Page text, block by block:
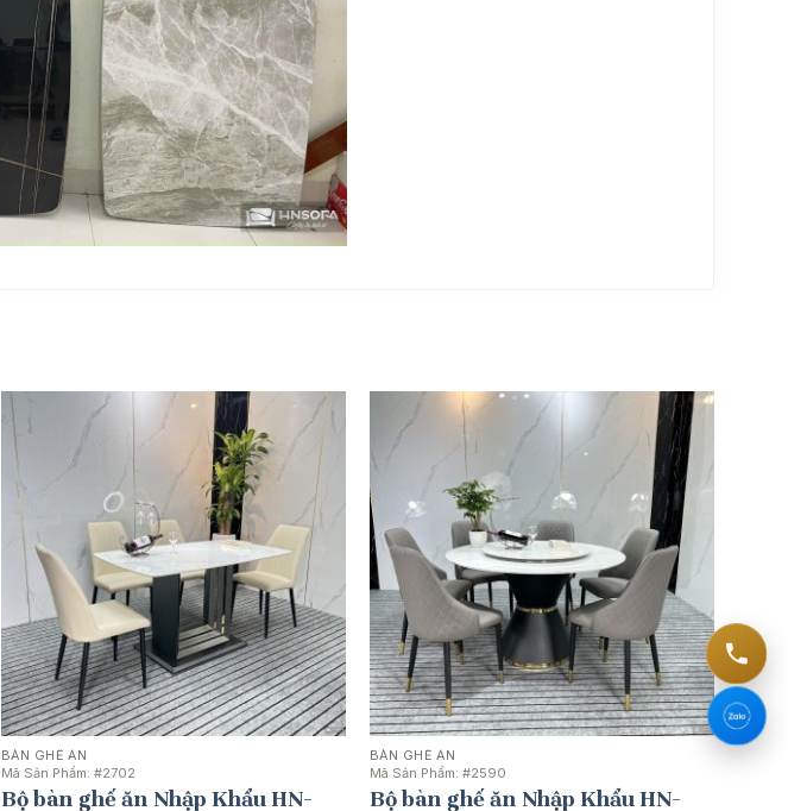
BÀN GHẾ ĂN
Mã Sản Phẩm: #2702
Bộ bàn ghế ăn Nhập Khẩu HN-
BÀN GHẾ ĂN
Mã Sản Phẩm: #2590
Bộ bàn ghế ăn Nhập Khẩu HN-